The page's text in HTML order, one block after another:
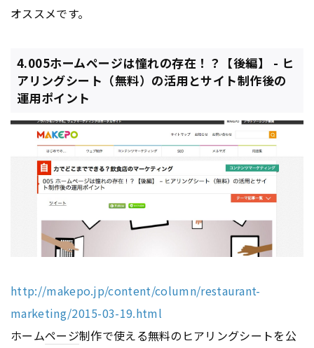
オススメです。
4.005ホームページは憧れの存在！？【後編】 - ヒ
アリングシート（無料）の活用とサイト制作後の
運用ポイント
http://makepo.jp/content/column/restaurant-
marketing/2015-03-19.html
ホームページ制作で使える無料のヒアリングシートを公